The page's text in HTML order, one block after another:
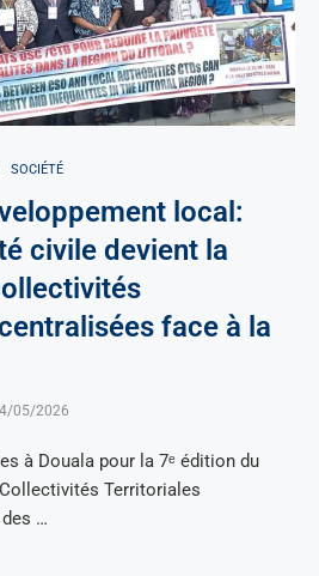
SOCIÉTÉ
local:
civile devient la
face à la
05/2026
à Douala pour la 7ᵉ édition du
Territoriales
…